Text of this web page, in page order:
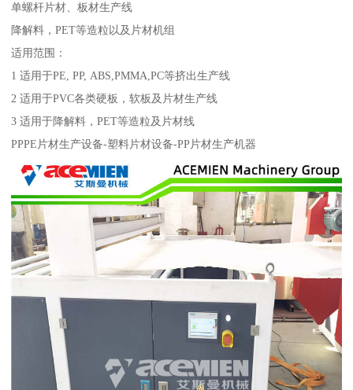
单螺杆片材、板材生产线
降解料，PET等造粒以及片材机组
适用范围：
1 适用于PE, PP, ABS,PMMA,PC等挤出生产线
2 适用于PVC各类硬板，软板及片材生产线
3 适用于降解料，PET等造粒及片材线
PPPE片材生产设备-塑料片材设备-PP片材生产机器